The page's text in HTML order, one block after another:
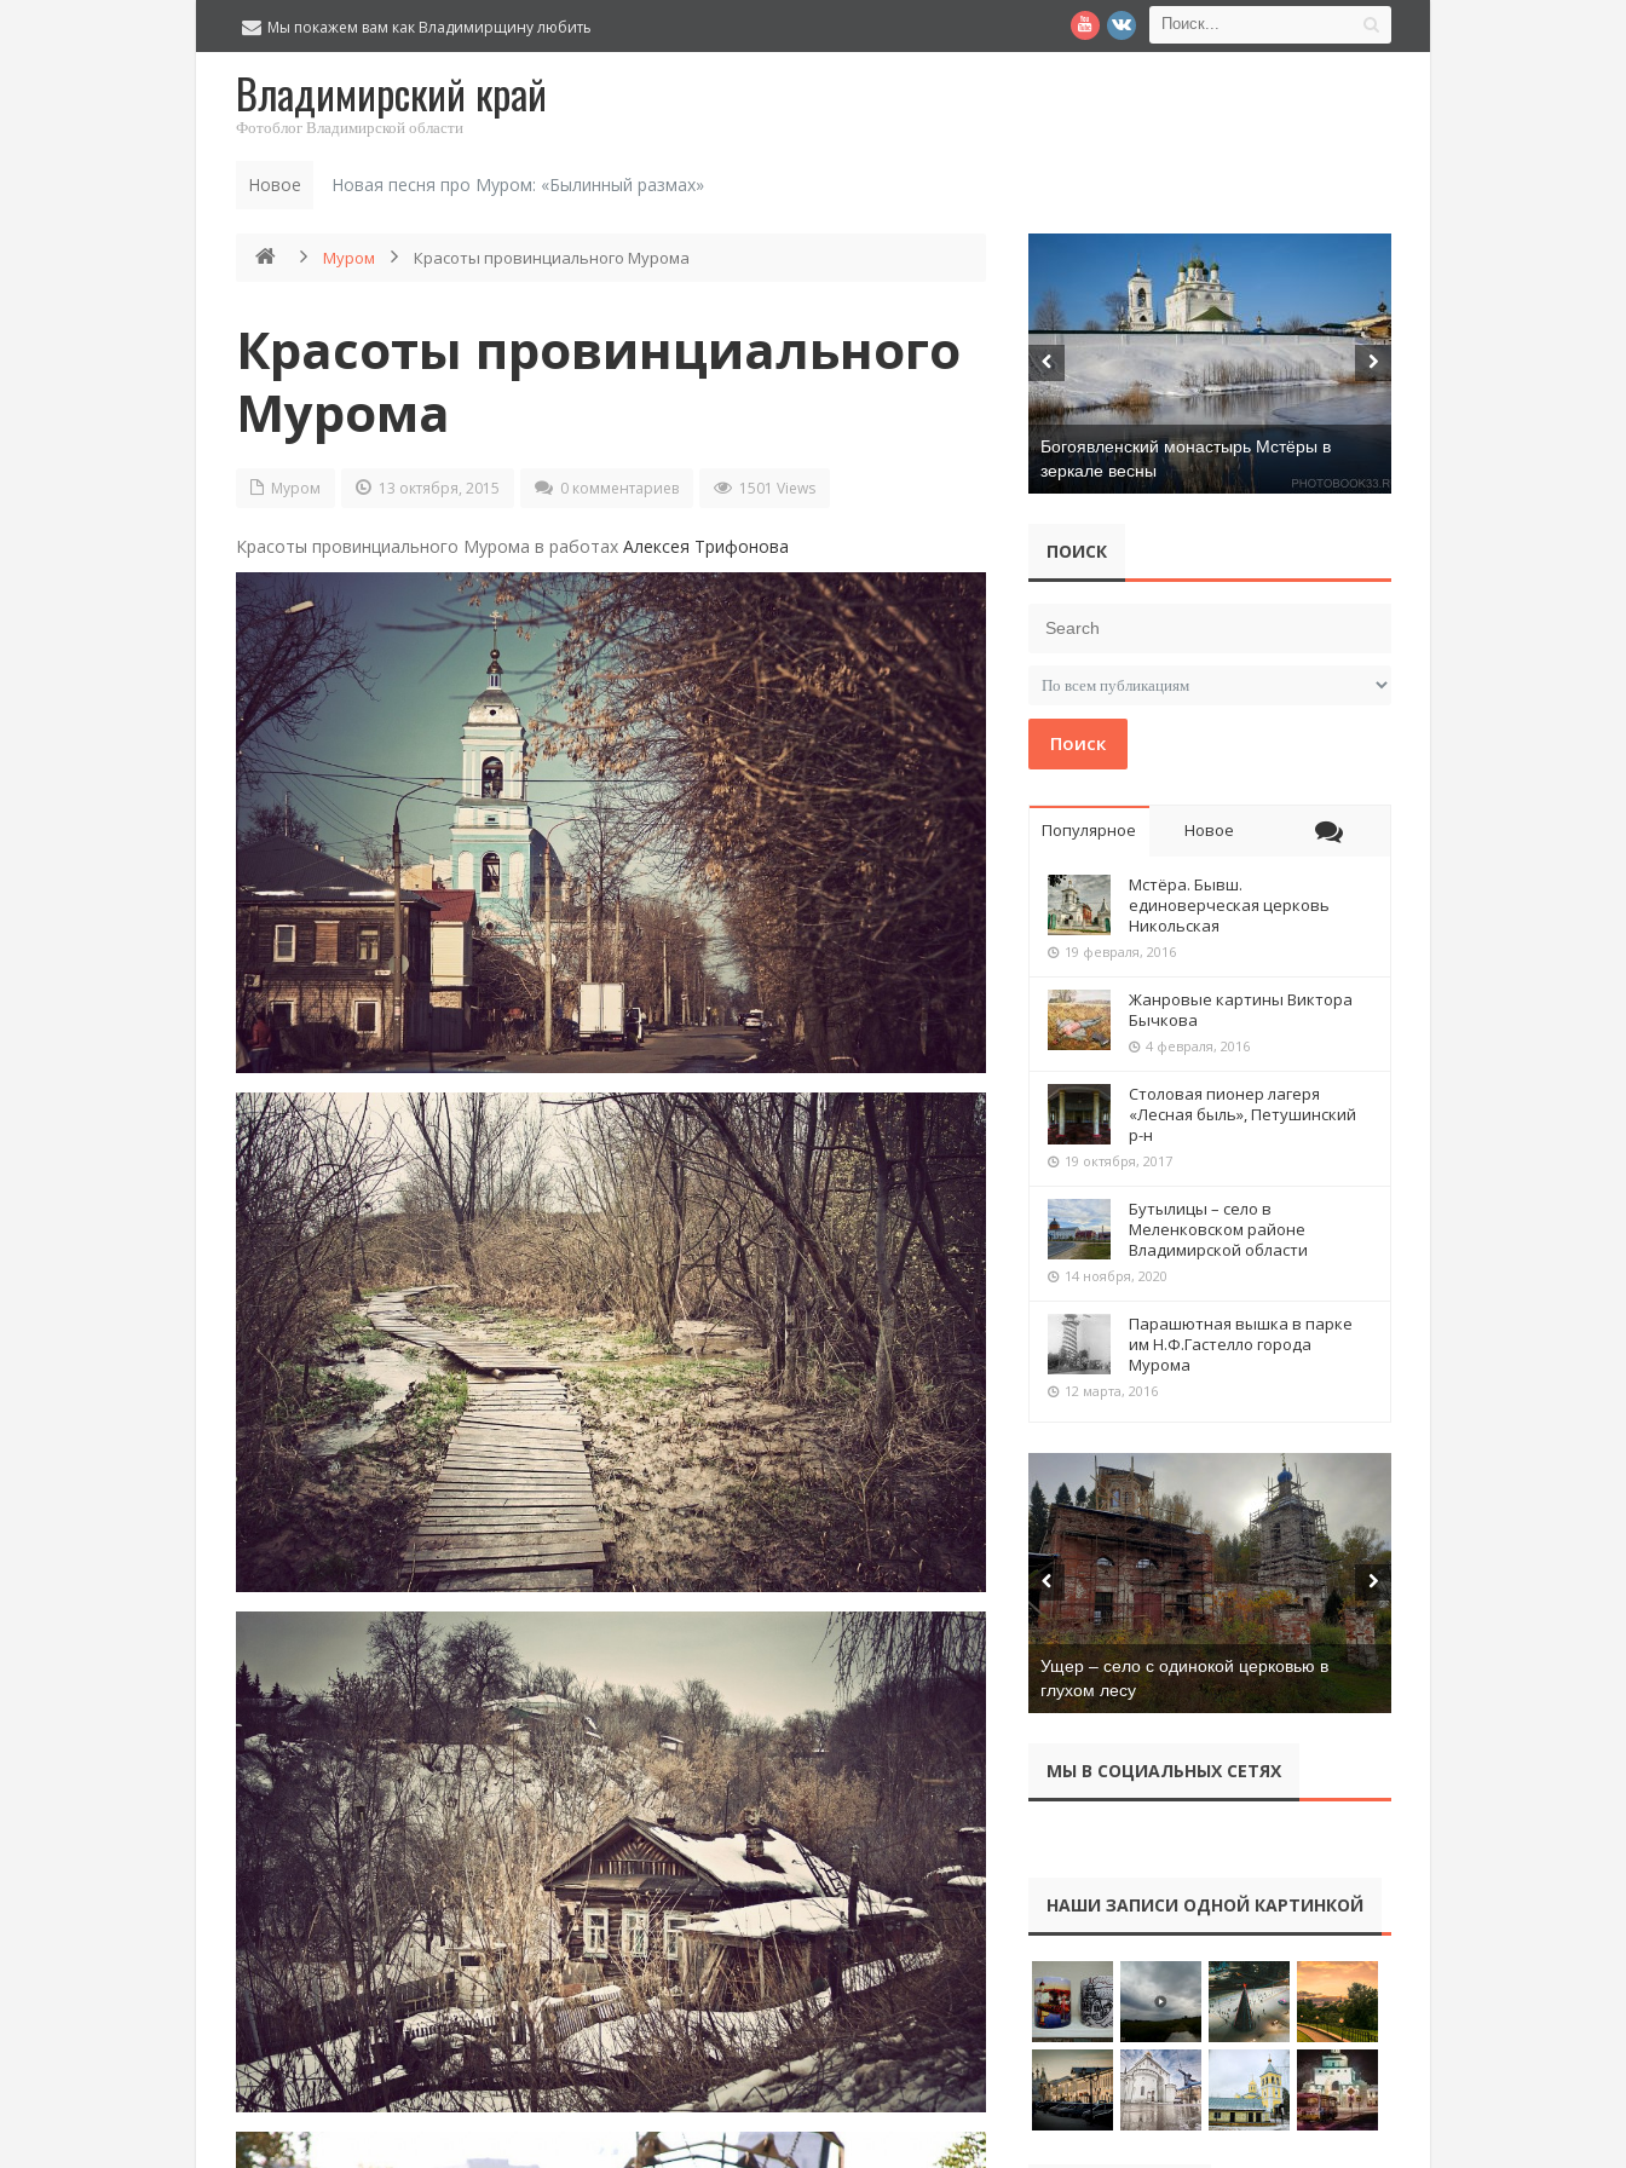
Мы покажем вам как Владимирщину любить
Владимирский край
Фотоблог Владимирской области
Новое Новая песня про Муром: «Былинный размах»
Муром Красоты провинциального Мурома
Красоты провинциального
Мурома
Муром 13 октября, 2015 0 комментариев 1501 Views
Красоты провинциального Мурома в работах Алексея Трифонова
Богоявленский монастырь Мстёры в
зеркале весны
ПОИСК
Поиск
Популярное Новое
Мстёра. Бывш.
единоверческая церковь
Никольская
19 февраля, 2016
Жанровые картины Виктора
Бычкова
4 февраля, 2016
Столовая пионер лагеря
«Лесная быль», Петушинский
р-н
19 октября, 2017
Бутылицы – село в
Меленковском районе
Владимирской области
14 ноября, 2020
Парашютная вышка в парке
им Н.Ф.Гастелло города
Мурома
12 марта, 2016
Ущер – село с одинокой церковью в
глухом лесу
МЫ В СОЦИАЛЬНЫХ СЕТЯХ
НАШИ ЗАПИСИ ОДНОЙ КАРТИНКОЙ